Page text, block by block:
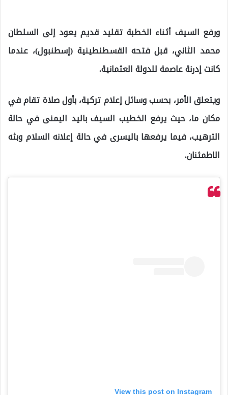
ورفع السيف أثناء الخطبة تقليد قديم يعود إلى السلطان
محمد الثاني، قبل فتحه القسطنطينية (إسطنبول)، عندما
كانت إدرنة عاصمة للدولة العثمانية.
ويتعلق الأمر، بحسب وسائل إعلام تركية، بأول صلاة تقام في
مكان ما، حيث يرفع الخطيب السيف باليد اليمنى في حالة
الترهيب، فيما يرفعها باليسرى في حالة إعلانه السلام وبثه
الاطمئنان.
View this post on Instagram